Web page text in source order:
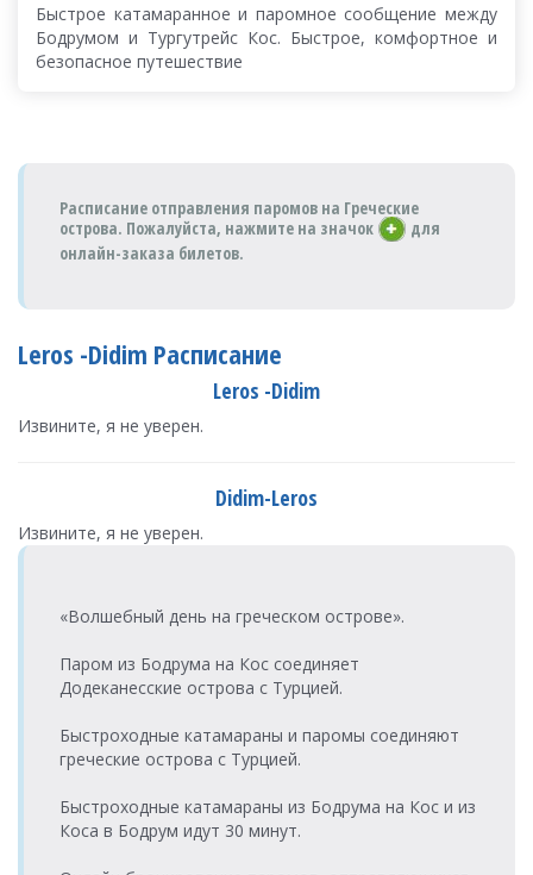
Быстрое катамаранное и паромное сообщение между
Бодрумом и Тургутрейс Кос. Быстрое, комфортное и
безопасное путешествие
Расписание отправления паромов на Греческие
острова. Пожалуйста, нажмите на значок
для
онлайн-заказа билетов.
Leros -Didim Расписание
Leros -Didim
Извините, я не уверен.
Didim-Leros
Извините, я не уверен.
«Волшебный день на греческом острове».
Паром из Бодрума на Кос соединяет
Додеканесские острова с Турцией.
Быстроходные катамараны и паромы соединяют
греческие острова с Турцией.
Быстроходные катамараны из Бодрума на Кос и из
Коса в Бодрум идут 30 минут.